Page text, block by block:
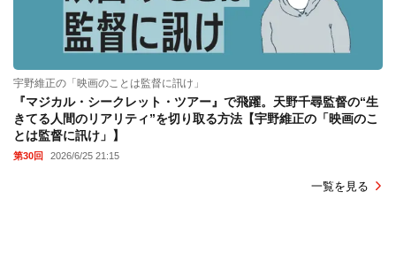
宇野維正の「映画のことは監督に訊け」
『マジカル・シークレット・ツアー』で飛躍。天野千尋監督の“生
きてる人間のリアリティ”を切り取る方法【宇野維正の「映画のこ
とは監督に訊け」】
第30回 2026/6/25 21:15
一覧を見る